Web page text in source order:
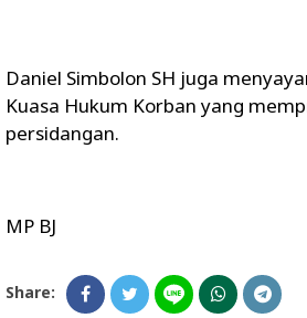
Daniel Simbolon SH juga
Kuasa Hukum Korban yang
persidangan.
MP BJ
Share: